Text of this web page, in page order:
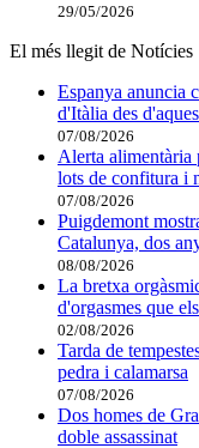
29/05/2026
El més llegit de Notícies
Espanya anuncia
d'Itàlia des
07/08/2026
Alerta alimentària
lots de confitura i
07/08/2026
Puigdemont
Catalunya, dos
08/08/2026
La bretxa
d'orgasmes que
02/08/2026
Tarda de
pedra i calamarsa
07/08/2026
Dos homes de
doble assassinat